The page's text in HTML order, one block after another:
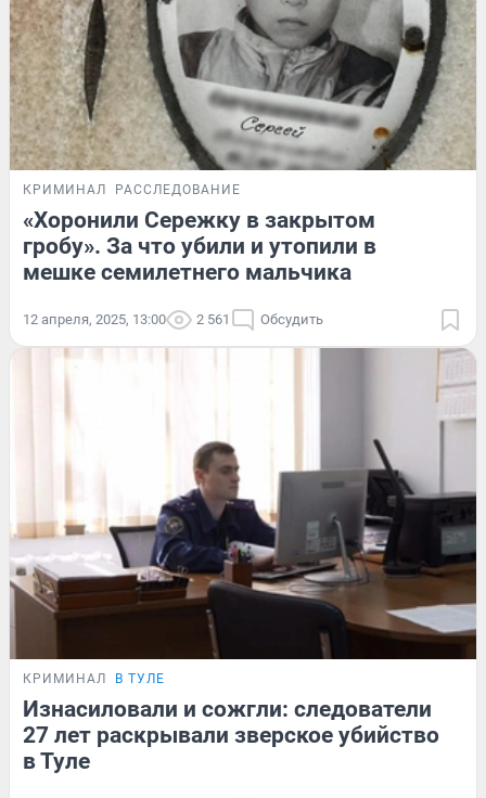
КРИМИНАЛ РАССЛЕДОВАНИЕ
«Хоронили Сережку в закрытом
гробу». За что убили и утопили в
мешке семилетнего мальчика
12 апреля, 2025, 13:00 2 561 Обсудить
КРИМИНАЛ В ТУЛЕ
Изнасиловали и сожгли: следователи
27 лет раскрывали зверское убийство
в Туле